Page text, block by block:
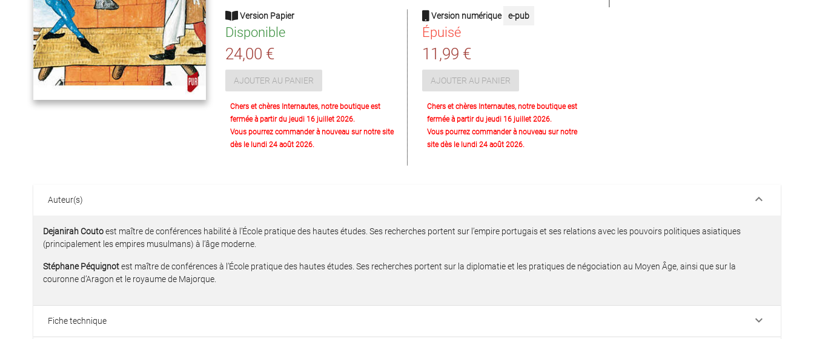
Version Papier
Disponible
24,00 €
AJOUTER AU PANIER
Chers et chères Internautes, notre boutique est
fermée à partir du jeudi 16 juillet 2026.
Vous pourrez commander à nouveau sur notre site
dès le lundi 24 août 2026.
Version numérique e-pub
Épuisé
11,99 €
AJOUTER AU PANIER
Chers et chères Internautes, notre boutique est
fermée à partir du jeudi 16 juillet 2026.
Vous pourrez commander à nouveau sur notre
site dès le lundi 24 août 2026.
Auteur(s) keyboard_arrow_down
Dejanirah Coutoest maître de conférences habilité à l’École pratique des hautes études. Ses recherches portent sur l’empire portugais et ses relations avec les pouvoirs politiques asiatiques
(principalement les empires musulmans) à l’âge moderne.
Stéphane Péquignotest maître de conférences à l’École pratique des hautes études. Ses recherches portent sur la diplomatie et les pratiques de négociation au Moyen Âge, ainsi que sur la
couronne d’Aragon et le royaume de Majorque.
Fiche technique keyboard_arrow_down